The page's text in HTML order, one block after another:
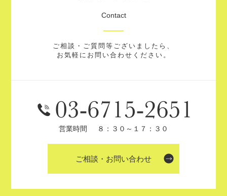
Contact
ご相談・ご質問等ございましたら、
お気軽にお問い合わせください。
営業時間 ８：３０～１７：３０
ご相談・お問い合わせ